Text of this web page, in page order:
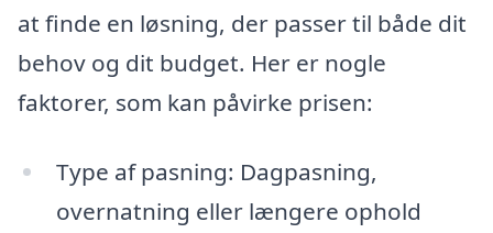
at finde en løsning, der passer til både dit
behov og dit budget. Her er nogle
faktorer, som kan påvirke prisen:
Type af pasning: Dagpasning,
overnatning eller længere ophold